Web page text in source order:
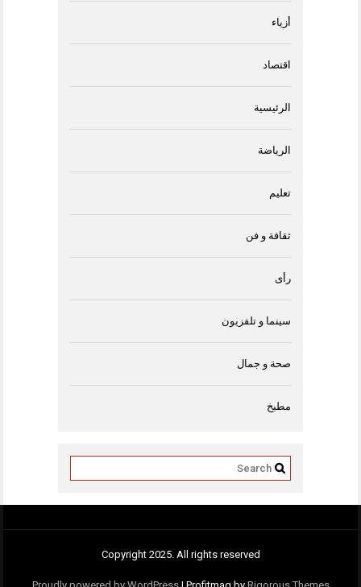
أزياء
اقتصاد
الرئيسية
الرياضة
تعليم
ثقافة و فن
رأى
سينما و تلفزيون
صحة و جمال
مطبخ
Copyright 2025. All rights reserved